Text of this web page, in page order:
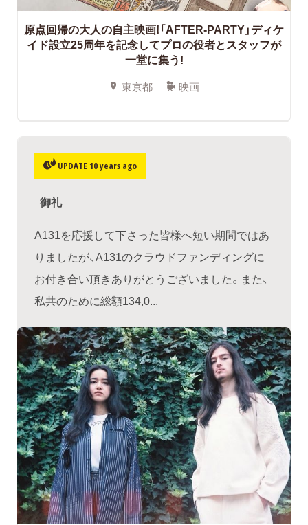
原点回帰の大人の自主映画!「AFTER-PARTY」ディケ
イド設立25周年を記念してプロの役者とスタッフが
一堂に集う!
東京都 映画
UPDATE 10 years ago
御礼
A131を応援して下さった皆様へ短い期間ではあ
りましたが、A131のクラウドファンディングに
お付き合い頂きありがとうございました。また、
私共のために総額134,0...